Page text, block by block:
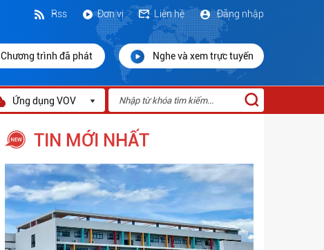
Đăng nhập
Liên hệ
Đơn vị
Rss
Chương trình đã phát Nghe và xem trực tuyến
Ứng dụng VOV
TIN MỚI NHẤT